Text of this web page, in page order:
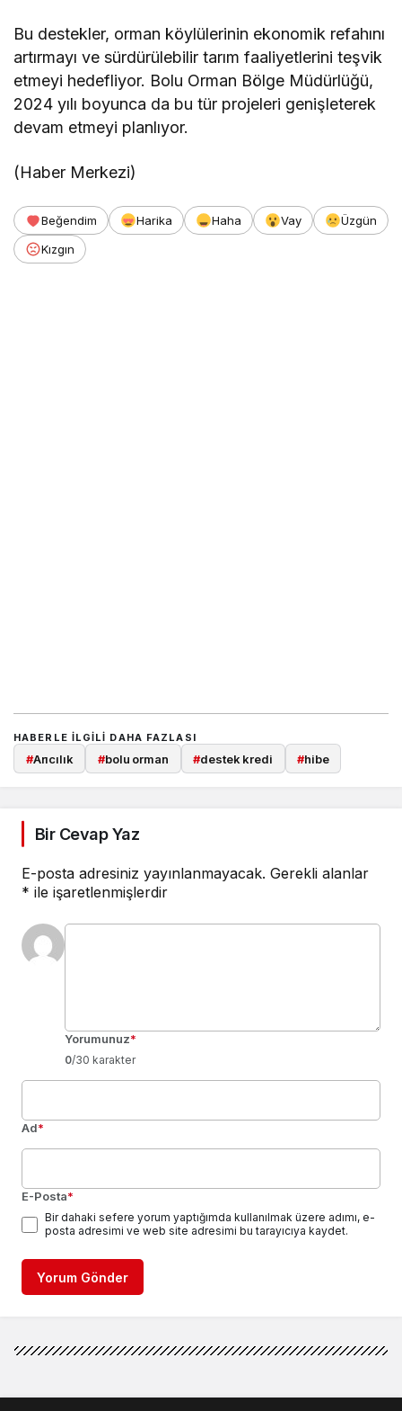
Bu destekler, orman köylülerinin ekonomik refahını
artırmayı ve sürdürülebilir tarım faaliyetlerini teşvik
etmeyi hedefliyor. Bolu Orman Bölge Müdürlüğü,
2024 yılı boyunca da bu tür projeleri genişleterek
devam etmeyi planlıyor.
(Haber Merkezi)
Beğendim Harika Haha Vay
Üzgün
Kızgın
HABERLE ILGILI DAHA FAZLASI
#Arıcılık #bolu orman #destek kredi #hibe
Bir Cevap Yaz
E-posta adresiniz yayınlanmayacak. Gerekli alanlar
* ile işaretlenmişlerdir
Yorumunuz*
0/30 karakter
Ad*
E-Posta*
Bir dahaki sefere yorum yaptığımda kullanılmak üzere adımı, e-
posta adresimi ve web site adresimi bu tarayıcıya kaydet.
Yorum Gönder